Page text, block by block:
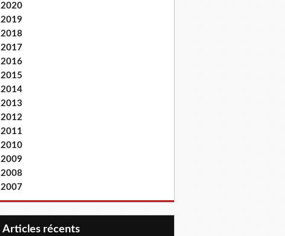
2020
2019
2018
2017
2016
2015
2014
2013
2012
2011
2010
2009
2008
2007
articles récents